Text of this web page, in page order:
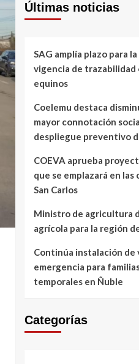
Últimas noticias
SAG amplía plazo para
vigencia de trazabilidad
equinos
Coelemu destaca
mayor connotación
despliegue preventivo
COEVA aprueba
que se emplazará en las
San Carlos
Ministro de agricultura
agrícola para la región
Continúa instalación de
emergencia para
temporales en Ñuble
Categorías